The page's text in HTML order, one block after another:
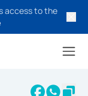
access to the